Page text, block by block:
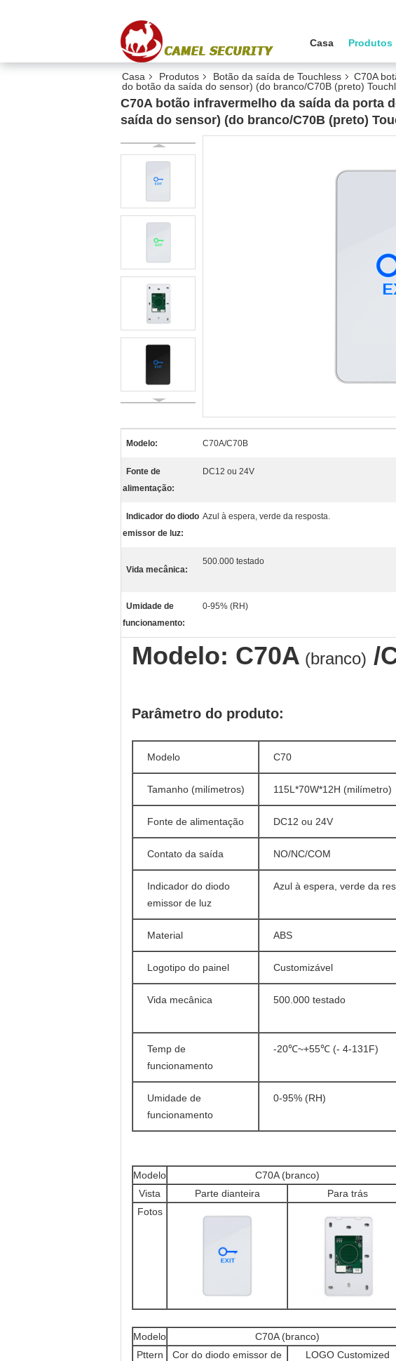
Casa Produtos
Casa Produtos Botão da saída de Touchless
C70A
do botão da saída do sensor) (do branco/C70B (preto)
C70A botão infravermelho da saída da porta
saída do sensor) (do branco/C70B (preto)
Modelo: C70A/C70B
Fonte de
alimentação:
DC12 ou 24V
Indicador do diodo
emissor de luz:
Azul à espera, verde da resposta.
Vida mecânica:
500.000 testado
Umidade de
funcionamento:
0-95% (RH)
Modelo: C70A (branco) /
Parâmetro do produto:
Modelo C70
Tamanho (milímetros) 115L*70W*12H (milímetro)
Fonte de alimentação DC12 ou 24V
Contato da saída NO/NC/COM
Indicador do diodo
emissor de luz
Azul à espera, verde da
Material ABS
Logotipo do painel Customizável
Vida mecânica 500.000 testado
Temp de
funcionamento
-20℃~+55℃ (- 4-131F)
Umidade de
funcionamento
0-95% (RH)
Modelo C70A (branco)
Vista
Parte dianteira Para trás
Fotos
Modelo C70A (branco)
Pttern
Cor do diodo emissor de
LOGO Customized